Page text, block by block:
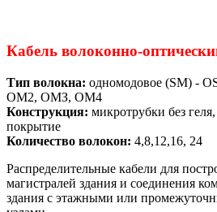
Кабель волоконно-
Тип волокна: одномодовое (SМ) -
ОМ2, ОМЗ, ОМ4
Конструкция: микротрубки без
покрытие
Количество волокон: 4,8,12,16, 24
Распределительные кабели для
магистралей здания и соединения
здания с этажными или